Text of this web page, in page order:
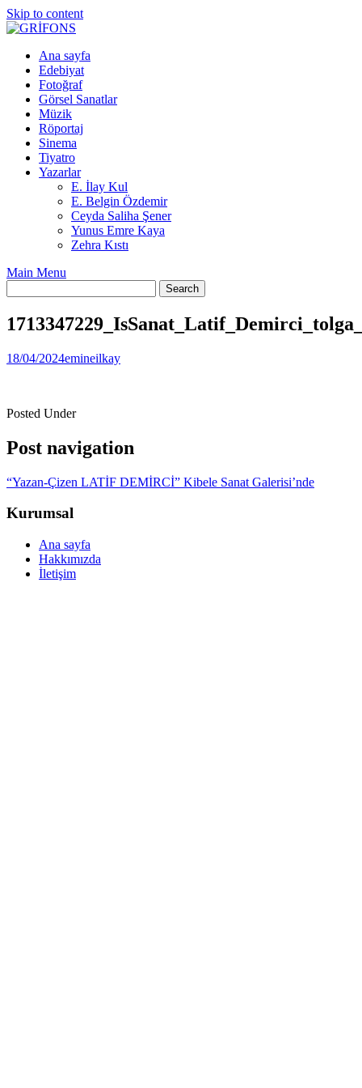
Skip to content
Ana sayfa
Edebiyat
Fotoğraf
Görsel Sanatlar
Müzik
Röportaj
Sinema
Tiyatro
Yazarlar
E. İlay Kul
E. Belgin Özdemir
Ceyda Saliha Şener
Yunus Emre Kaya
Zehra Kıstı
Main Menu
18/04/2024emineilkay
Posted Under
Post navigation
“Yazan-Çizen LATİF DEMİRCİ” Kibele Sanat Galerisi’nde
Kurumsal
Ana sayfa
Hakkımızda
İletişim